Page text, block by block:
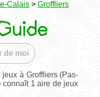
Calais > Groffliers
de moi
à Groffliers (Pas-
connaît 1 aire de jeux